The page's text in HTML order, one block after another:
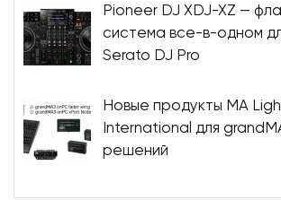
Pioneer DJ XDJ-XZ —
система все-в-одном
Serato DJ Pro
Новые продукты MA
International для
решений